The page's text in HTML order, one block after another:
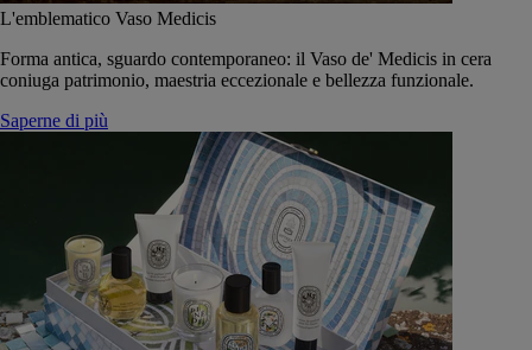
L'emblematico Vaso Medicis
Forma antica, sguardo contemporaneo: il Vaso de' Medicis in cera
coniuga patrimonio, maestria eccezionale e bellezza funzionale.
Saperne di più